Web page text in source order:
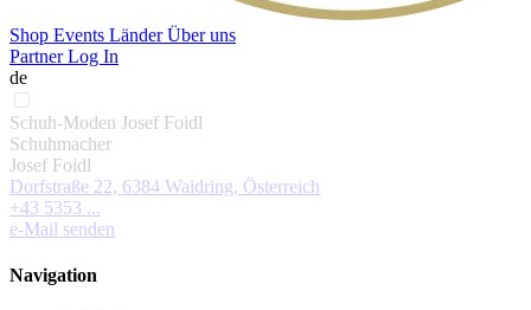
Shop Events LänderÜber uns
Partner Log In
de
Schuh-Moden Josef Foidl
Schuhmacher
Josef Foidl
Dorfstraße 22, 6384 Waidring, Österreich
+43 5353 ...
e-Mail senden
Navigation